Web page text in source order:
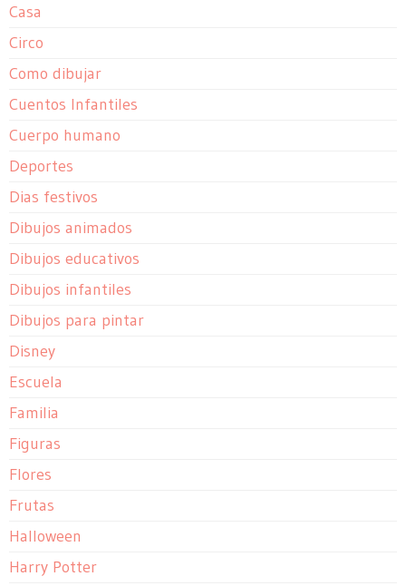
Casa
Circo
Como dibujar
Cuentos Infantiles
Cuerpo humano
Deportes
Dias festivos
Dibujos animados
Dibujos educativos
Dibujos infantiles
Dibujos para pintar
Disney
Escuela
Familia
Figuras
Flores
Frutas
Halloween
Harry Potter